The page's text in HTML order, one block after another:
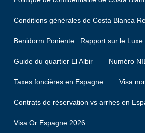
Conditions générales de Costa Blanca
Benidorm Poniente : Rapport sur le Luxe
Guide du quartier El Albir Numéro
Taxes foncières en Espagne Visa
Contrats de réservation vs arrhes en
Visa Or Espagne 2026